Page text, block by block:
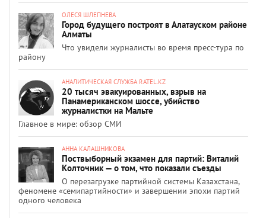
ОЛЕСЯ ШЛЕПНЕВА
Город будущего построят в Алатауском районе
Алматы
Что увидели журналисты во время пресс-тура по
району
АНАЛИТИЧЕСКАЯ СЛУЖБА RATEL.KZ
20 тысяч эвакуированных, взрыв на
Панамериканском шоссе, убийство
журналистки на Мальте
Главное в мире: обзор СМИ
АННА КАЛАШНИКОВА
Поствыборный экзамен для партий: Виталий
Колточник — о том, что показали съезды
О перезагрузке партийной системы Казахстана,
феномене «семипартийности» и завершении эпохи партий
одного человека